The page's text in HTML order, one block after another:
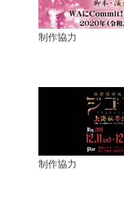
制作協力
制作協力